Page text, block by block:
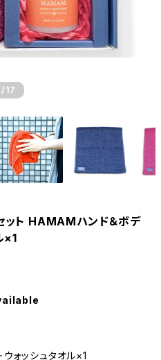
/17
ト HAMAMハンド＆ボデ
×1
ォッシュタオル×1